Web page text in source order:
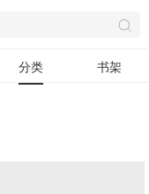
分类 书架